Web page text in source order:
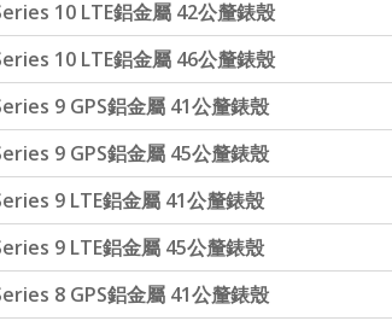
10 LTE鋁金屬 42公釐錶殼
10 LTE鋁金屬 46公釐錶殼
9 GPS鋁金屬 41公釐錶殼
9 GPS鋁金屬 45公釐錶殼
9 LTE鋁金屬 41公釐錶殼
9 LTE鋁金屬 45公釐錶殼
8 GPS鋁金屬 41公釐錶殼